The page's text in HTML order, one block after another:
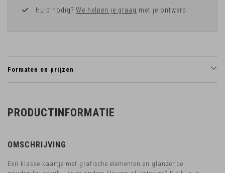
Hulp nodig? We helpen je graag met je ontwerp
Formaten en prijzen
PRODUCTINFORMATIE
OMSCHRIJVING
Een klasse kaartje met grafische elementen en glanzende